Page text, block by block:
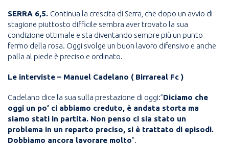
SERRA 6,5. Continua la crescita di Serra, che dopo un avvio di
stagione piuttosto difficile sembra aver trovato la sua
condizione ottimale e sta diventando sempre più un punto
fermo della rosa. Oggi svolge un buon lavoro difensivo e anche
palla al piede è preciso e ordinato.
Le interviste – Manuel Cadelano ( Birrareal Fc )
Cadelano dice la sua sulla prestazione di oggi:”Diciamo che
oggi un po’ ci abbiamo creduto, è andata storta ma
siamo stati in partita. Non penso ci sia stato un
problema in un reparto preciso, si è trattato di episodi.
Dobbiamo ancora lavorare molto”.